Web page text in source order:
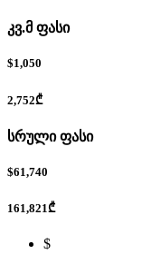
კვ.მ ფასი
$1,050
2,752₾
სრული ფასი
$61,740
161,821₾
$